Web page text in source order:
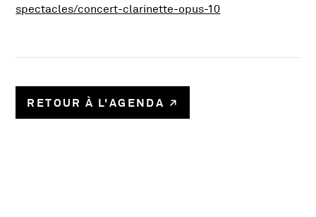
spectacles/concert-clarinette-opus-10, Ouvre une
RETOUR À L'AGENDA